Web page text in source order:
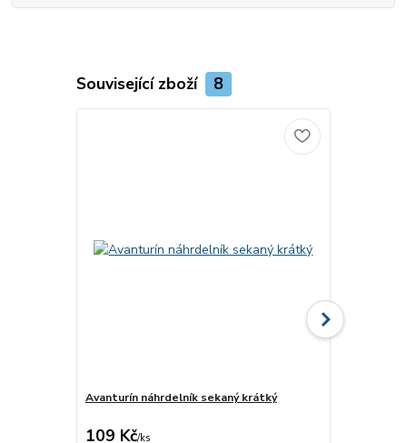
Související zboží 8
Avanturín náhrdelník sekaný krátký
109 Kč/ks